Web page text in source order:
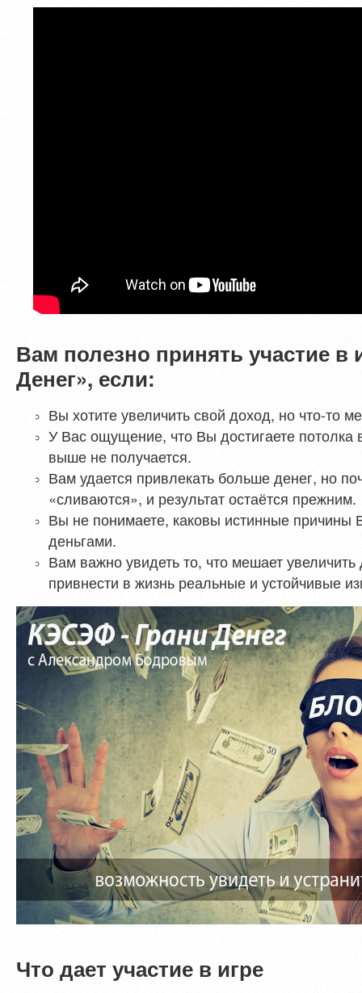
Вам полезно принять участие в
Денег», если:
Вы хотите увеличить свой доход, но что-­то
У Вас ощущение, что Вы достигаете потолка
выше не получается.
Вам удается привлекать больше денег, но
«сливаются», и результат остаётся прежним.
Вы не понимаете, каковы истинные причины
деньгами.
Вам важно увидеть то, что мешает
привнести в жизнь реальные и устойчивые
Что дает участие в игре